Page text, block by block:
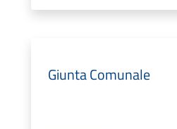
Giunta Comunale